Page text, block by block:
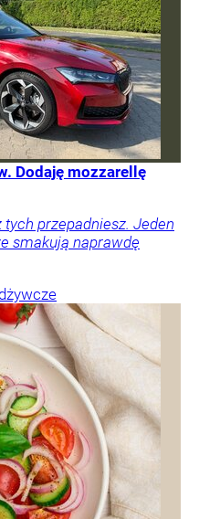
Dodaję mozzarellę
przepadniesz. Jeden
smakują naprawdę